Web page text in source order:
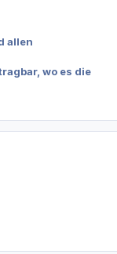
allen
wo es die